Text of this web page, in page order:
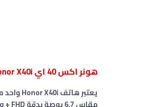
هونر اكس 40 اي Honor X40i :